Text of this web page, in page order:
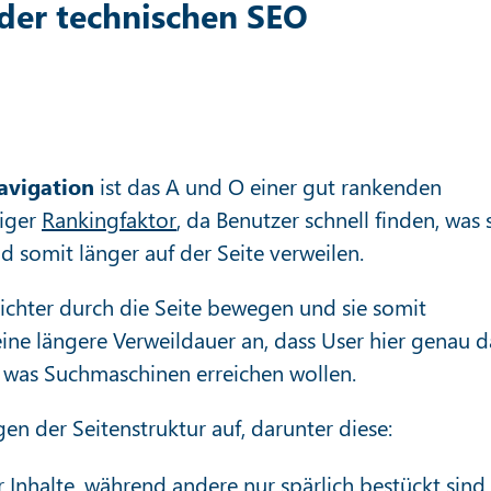
technischen SEO
ist das A und O einer gut rankenden
Rankingfaktor, da Benutzer schnell finden, was
somit länger auf der Seite verweilen.
durch die Seite bewegen und sie somit
längere Verweildauer an, dass User hier genau
Suchmaschinen erreichen wollen.
der Seitenstruktur auf, darunter diese:
während andere nur spärlich bestückt sind.